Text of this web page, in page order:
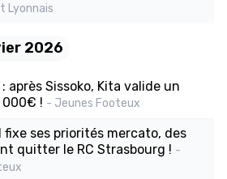
Lyonnais
2026
après Sissoko, Kita valide un
000€ ! - Jeunes Footeux
fixe ses priorités mercato, des
quitter le RC Strasbourg ! -